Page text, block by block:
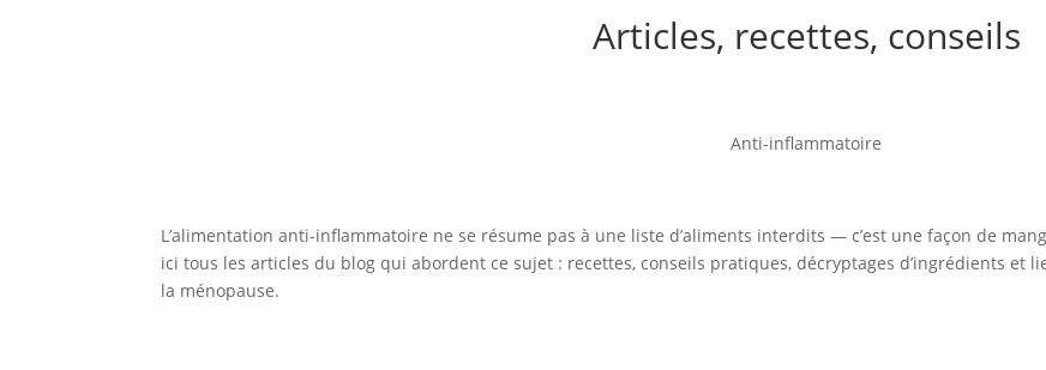
Articles, recettes, conseils
Anti-inflammatoire
L’alimentation anti-inflammatoire ne se résume pas à une liste d’aliments interdits — c’est une façon de
ici tous les articles du blog qui abordent ce sujet : recettes, conseils pratiques, décryptages d’ingrédients et
la ménopause.